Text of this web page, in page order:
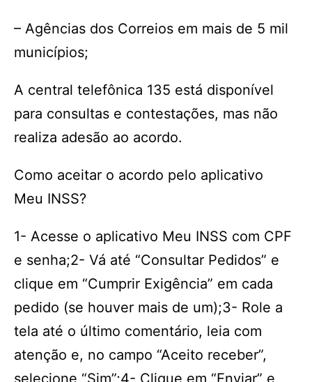
– Agências dos Correios em mais de 5 mil
municípios;
A central telefônica 135 está disponível
para consultas e contestações, mas não
realiza adesão ao acordo.
Como aceitar o acordo pelo aplicativo
Meu INSS?
1- Acesse o aplicativo Meu INSS com CPF
e senha;2- Vá até “Consultar Pedidos” e
clique em “Cumprir Exigência” em cada
pedido (se houver mais de um);3- Role a
tela até o último comentário, leia com
atenção e, no campo “Aceito receber”,
selecione “Sim”;4- Clique em “Enviar” e